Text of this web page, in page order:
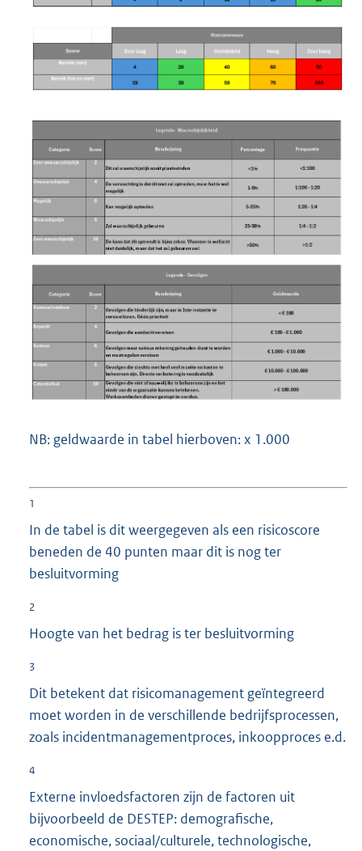
NB: geldwaarde in tabel hierboven: x 1.000
1
In de tabel is dit weergegeven als een risicoscore
beneden de 40 punten maar dit is nog ter
besluitvorming
2
Hoogte van het bedrag is ter besluitvorming
3
Dit betekent dat risicomanagement geïntegreerd
moet worden in de verschillende bedrijfsprocessen,
zoals incidentmanagementproces, inkoopproces e.d.
4
Externe invloedsfactoren zijn de factoren uit
bijvoorbeeld de DESTEP: demografische,
economische, sociaal/culturele, technologische,